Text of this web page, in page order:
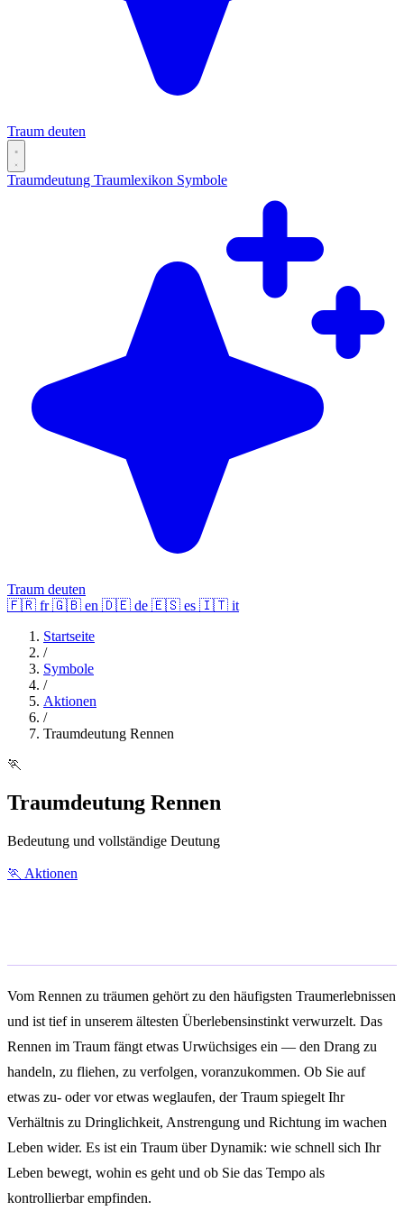
Traum deuten
Traumdeutung Traumlexikon Symbole
Traum deuten
🇫🇷 fr 🇬🇧 en 🇩🇪 de 🇪🇸 es 🇮🇹 it
Startseite
/
Symbole
/
Aktionen
/
Traumdeutung Rennen
🏃
Traumdeutung Rennen
Bedeutung und vollständige Deutung
🏃 Aktionen
Vom Rennen zu träumen gehört zu den häufigsten Traumerlebnissen
und ist tief in unserem ältesten Überlebensinstinkt verwurzelt. Das
Rennen im Traum fängt etwas Urwüchsiges ein — den Drang zu
handeln, zu fliehen, zu verfolgen, voranzukommen. Ob Sie auf
etwas zu- oder vor etwas weglaufen, der Traum spiegelt Ihr
Verhältnis zu Dringlichkeit, Anstrengung und Richtung im wachen
Leben wider. Es ist ein Traum über Dynamik: wie schnell sich Ihr
Leben bewegt, wohin es geht und ob Sie das Tempo als
kontrollierbar empfinden.